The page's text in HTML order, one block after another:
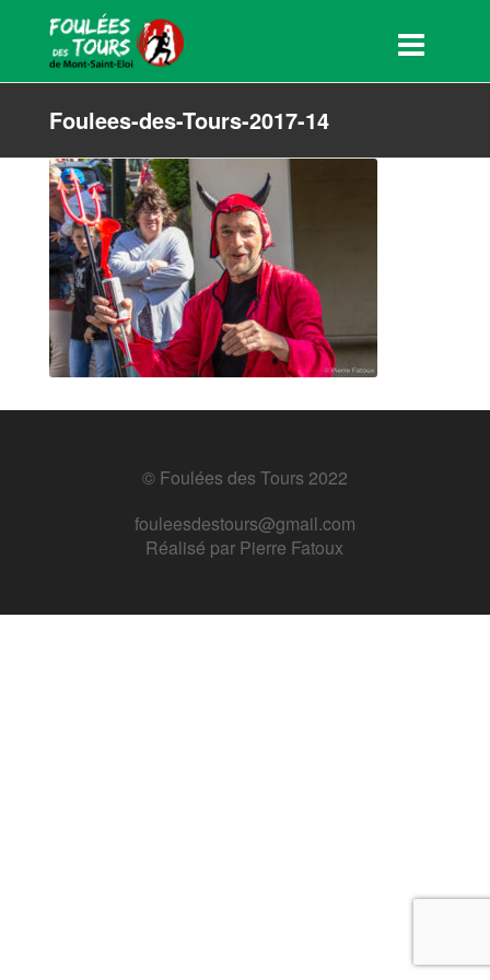
Foulees-des-Tours-2017-14
© Foulées des Tours 2022
fouleesdestours@gmail.com
Réalisé par Pierre Fatoux